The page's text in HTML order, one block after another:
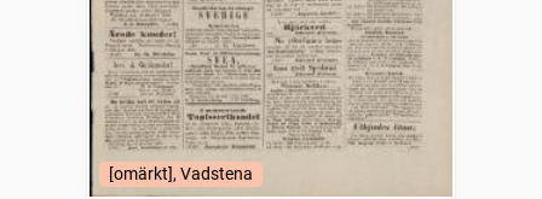
[omärkt], Vadstena